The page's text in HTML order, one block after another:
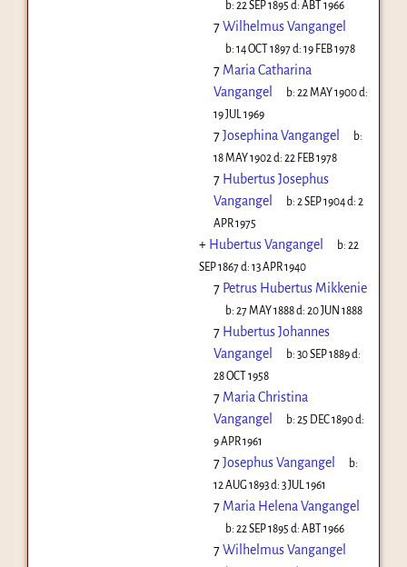
b:22 SEP 1895 d:ABT 1966
7Wilhelmus Vangangel
b:14 OCT 1897d:19 FEB 1978
7 Maria Catharina
Vangangel
b:22 MAY 1900d:
19 JUL 1969
7Josephina Vangangel
b:
18 MAY 1902 d: 22 FEB 1978
7 Hubertus Josephus
Vangangel
b:2 SEP 1904d:2
APR 1975
+ Hubertus Vangangel b:22
SEP 1867d: 13 APR 1940
7 Petrus Hubertus Mikkenie
b:27 MAY 1888d:20 JUN 1888
7 Hubertus Johannes
Vangangel
b:30 SEP 1889d:
28 OCT 1958
7 Maria Christina
Vangangel
b:25 DEC 1890d:
9 APR 1961
7Josephus Vangangel
b:
12 AUG 1893d: 3 JUL 1961
7 Maria Helena Vangangel
b:22 SEP 1895 d:ABT 1966
7Wilhelmus Vangangel